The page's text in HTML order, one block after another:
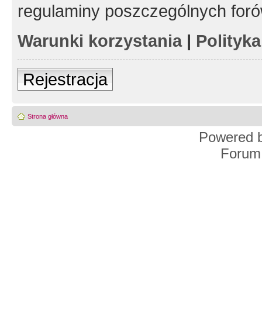
regulaminy poszczególnych
Warunki korzystania|
Rejestracja
Strona główna
Powered